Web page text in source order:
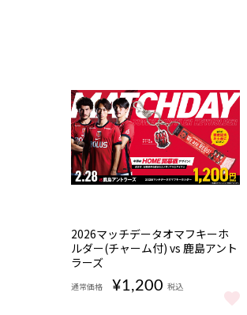
完売
2026マッチデータオマフキーホ
ルダー(チャーム付) vs 鹿島アント
ラーズ
通常価格 ¥1,200 税込
2026マッチデータオマフキーホル